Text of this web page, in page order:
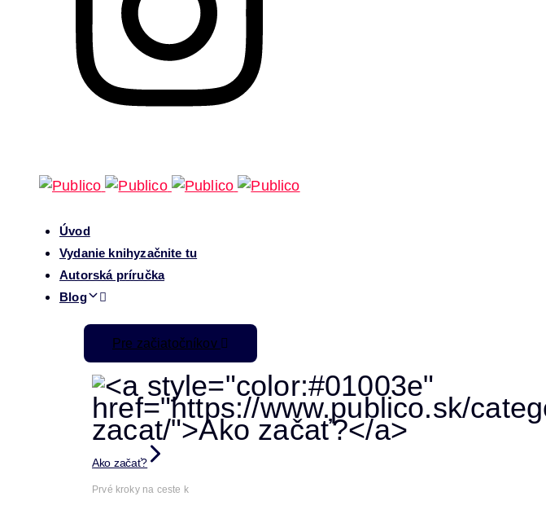
Úvod
Vydanie knihyzačnite tu
Autorská príručka
Blog
Pre začiatočníkov
Ako začať?
Prvé kroky na ceste k